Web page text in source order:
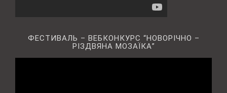
ФЕСТИВАЛЬ – ВЕБКОНКУРС “НОВОРІЧНО –
РІЗДВЯНА МОЗАЇКА”